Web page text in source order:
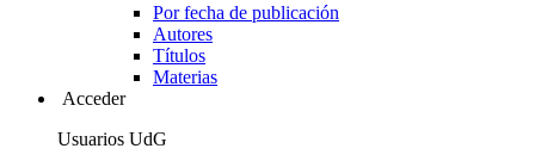
Por fecha de publicación
Autores
Títulos
Materias
Acceder
Usuarios UdG